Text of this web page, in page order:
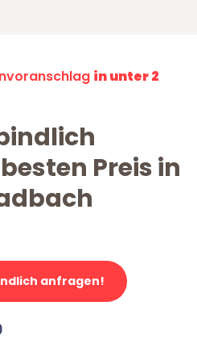
in unter 2
Preis in
anfragen!